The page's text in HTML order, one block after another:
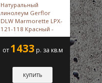
Натуральный
линолеум Gerflor
DLW Marmorette LPX-
121-118 Красный -
Gerflor DLW
от 1433 р. за кв.м
купить